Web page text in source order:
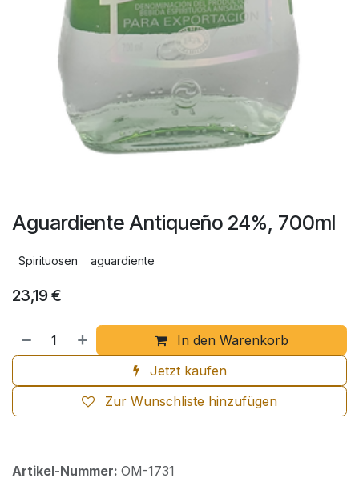
Aguardiente Antiqueño 24%, 700ml
Spirituosen aguardiente
23,19€
In den Warenkorb
Jetzt kaufen
Zur Wunschliste hinzufügen
Artikel-Nummer: OM-1731